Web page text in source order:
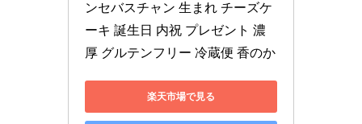
ンセバスチャン 生まれ チーズケ
ーキ 誕生日 内祝 プレゼント 濃
厚 グルテンフリー 冷蔵便 香のか
楽天市場で見る